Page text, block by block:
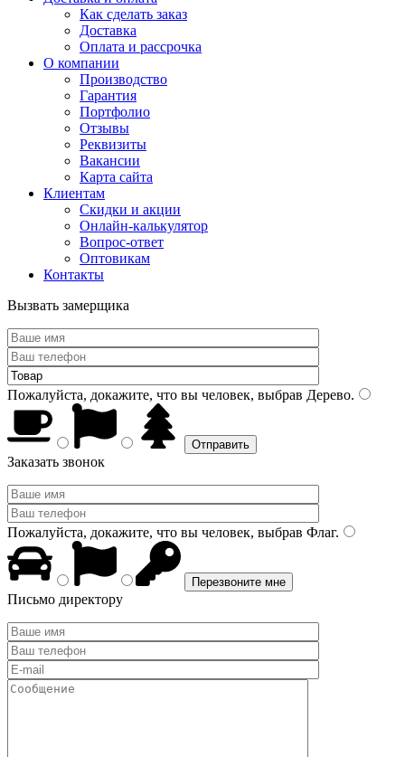
Как сделать заказ
Доставка
Оплата и рассрочка
О компании
Производство
Гарантия
Портфолио
Отзывы
Реквизиты
Вакансии
Карта сайта
Клиентам
Скидки и акции
Онлайн-калькулятор
Вопрос-ответ
Оптовикам
Контакты
Вызвать замерщика
Пожалуйста, докажите, что вы человек, выбрав Дерево.
Заказать звонок
Пожалуйста, докажите, что вы человек, выбрав Флаг.
Письмо директору